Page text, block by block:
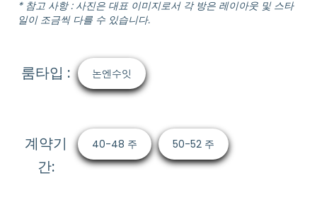
* 참고 사항 : 사진은 대표 이미지로서 각 방은 레이아웃 및 스타
일이 조금씩 다를 수 있습니다.
룸타입 : 논엔수잇
계약기
간:
40-48 주 50-52 주